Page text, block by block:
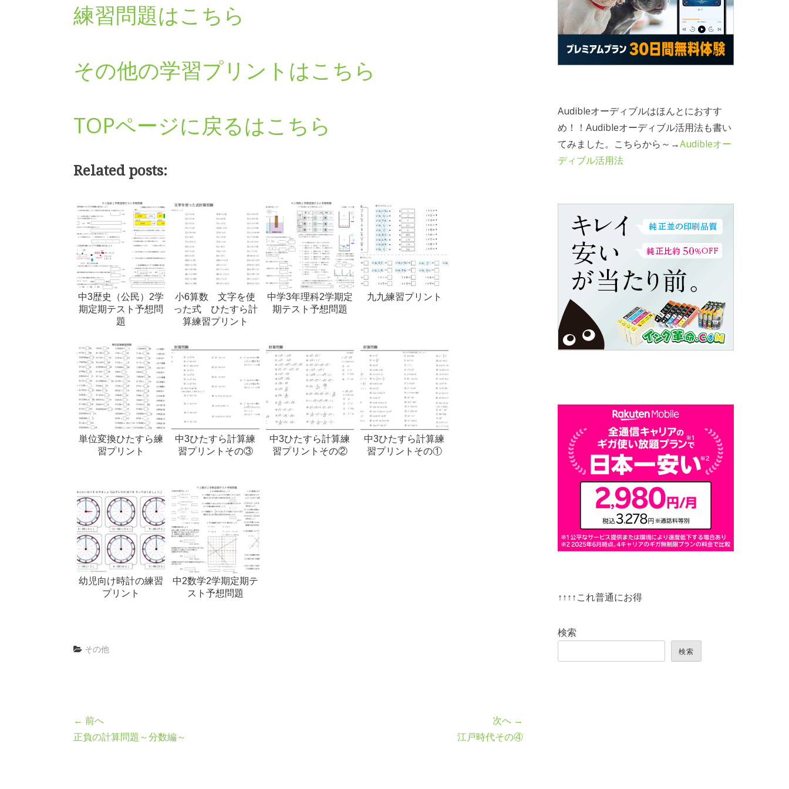
練習問題はこちら
その他の学習プリントはこちら
TOPページに戻るはこちら
Related posts:
中3歴史（公民）2学
期定期テスト予想問
題
小6算数 文字を使
った式 ひたすら計
算練習プリント
中学3年理科2学期定
期テスト予想問題
九九練習プリント
単位変換ひたすら練
習プリント
中3ひたすら計算練
習プリントその③
中3ひたすら計算練
習プリントその②
中3ひたすら計算練
習プリントその①
幼児向け時計の練習
プリント
中2数学2学期定期テ
スト予想問題
その他
← 前へ
正負の計算問題～分数編～
次へ →
江戸時代その④
Audibleオーディブルはほんとにおすす
め！！Audibleオーディブル活用法も書い
てみました。こちらから～→Audibleオー
ディブル活用法
↑↑↑↑これ普通にお得
検索
検索